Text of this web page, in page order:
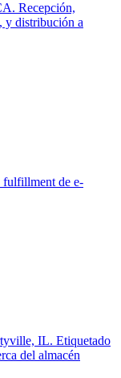
Recepción,
y distribución a
fulfillment de e-
IL. Etiquetado
del almacén